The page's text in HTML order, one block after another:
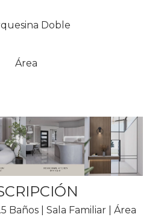
Doble
Área
Baños | Sala Familiar | Área